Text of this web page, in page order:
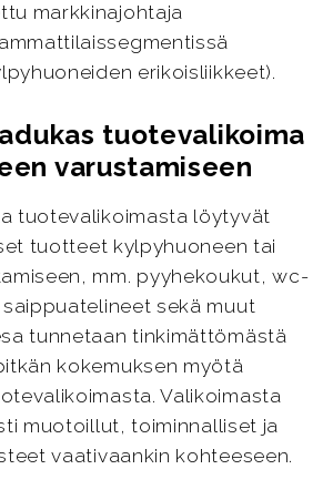
markkinajohtaja
erikoisliikkeet).
tuotevalikoima
varustamiseen
tuotevalikoimasta löytyvät
tuotteet kylpyhuoneen tai
mm. pyyhekoukut, wc-
sekä muut
tunnetaan tinkimättömästä
kokemuksen myötä
Valikoimasta
muotoillut, toiminnalliset ja
vaativaankin kohteeseen.